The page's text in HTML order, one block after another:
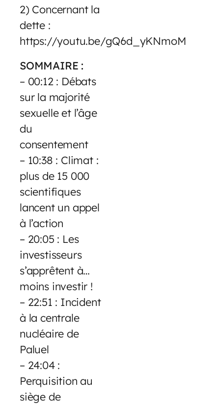
2) Concernant la
dette :
https://youtu.be/gQ6d_yKNmoM
SOMMAIRE :
– 00:12 : Débats
sur la majorité
sexuelle et l’âge
du
consentement
– 10:38 : Climat :
plus de 15 000
scientifiques
lancent un appel
à l’action
– 20:05 : Les
investisseurs
s’apprêtent à…
moins investir !
– 22:51 : Incident
à la centrale
nucléaire de
Paluel
– 24:04 :
Perquisition au
siège de